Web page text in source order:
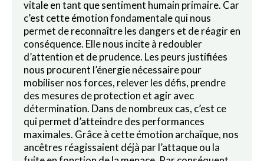
vitale en tant que sentiment humain primaire. Car
c’est cette émotion fondamentale qui nous
permet de reconnaître les dangers et de réagir en
conséquence. Elle nous incite à redoubler
d’attention et de prudence. Les peurs justifiées
nous procurent l’énergie nécessaire pour
mobiliser nos forces, relever les défis, prendre
des mesures de protection et agir avec
détermination. Dans de nombreux cas, c’est ce
qui permet d’atteindre des performances
maximales. Grâce à cette émotion archaïque, nos
ancêtres réagissaient déjà par l’attaque ou la